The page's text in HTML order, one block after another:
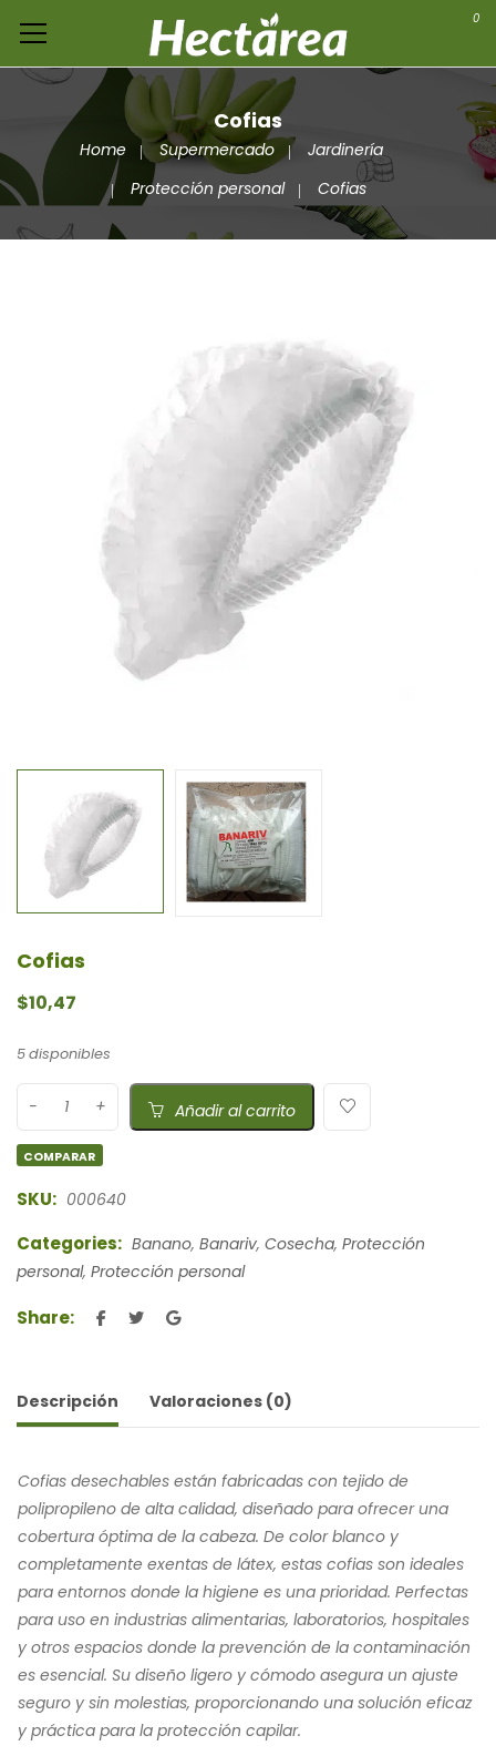
0
Cofias
Home Supermercado
Jardinería
Protección personal
Cofias
Cofias
$10,47
5 disponibles
Añadir al carrito
COMPARAR
SKU: 000640
Categories: Banano, Banariv, Cosecha, Protección
personal, Protección personal
Share:
Descripción Valoraciones (0)
Cofias desechables están fabricadas con tejido de
polipropileno de alta calidad, diseñado para ofrecer una
cobertura óptima de la cabeza. De color blanco y
completamente exentas de látex, estas cofias son ideales
para entornos donde la higiene es una prioridad. Perfectas
para uso en industrias alimentarias, laboratorios, hospitales
y otros espacios donde la prevención de la contaminación
es esencial. Su diseño ligero y cómodo asegura un ajuste
seguro y sin molestias, proporcionando una solución eficaz
y práctica para la protección capilar.